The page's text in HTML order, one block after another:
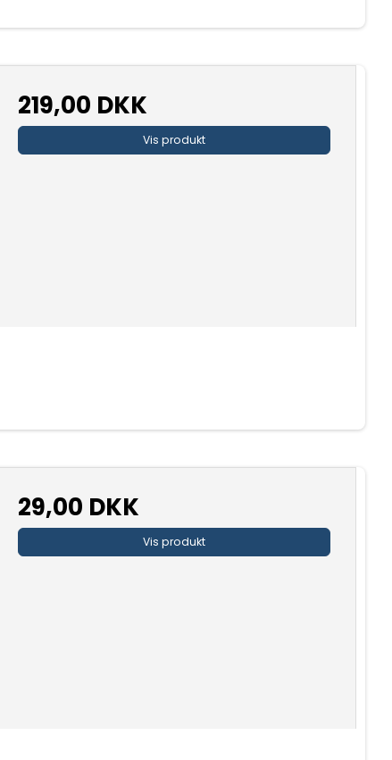
219,00 DKK
Vis produkt
29,00 DKK
Vis produkt